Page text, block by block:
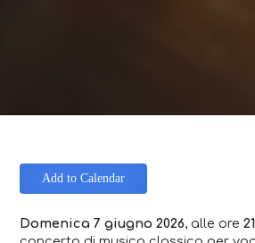
Add to Calendar
Domenica 7 giugno 2026, alle ore